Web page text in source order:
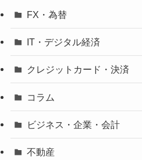
FX・為替
IT・デジタル経済
クレジットカード・決済
コラム
ビジネス・企業・会計
不動産